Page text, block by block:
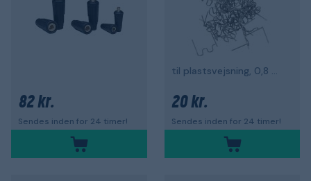
82 kr.
Sendes inden for 24 timer!
til plast­svejsning, 0,8 mm, type Z, 50-pak
20 kr.
Sendes inden for 24 timer!